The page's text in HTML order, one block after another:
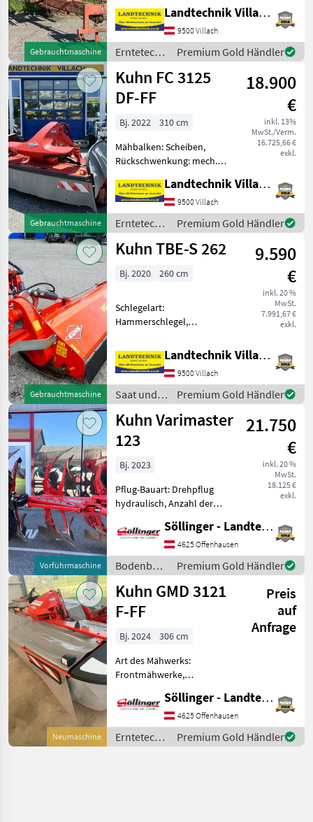
Gebrauchtmaschine
Mittelschwader, Lenkachse,
Beleuchtung, ideal für
kleinere Traktoren, einsatz-
und betriebsbereit, ohne G
Landtechnik Villach GmbH
9500 Villach
Erntetechnik
Grünland /
Kuhn
Premium Gold Händler
Gebrauchtmaschine
Kuhn FC 3125
DF-FF
18.900
€
inkl. 13%
MwSt./Verm.
16.725,66 €
exkl.
Bj. 2022
310 cm
Mähbalken: Scheiben,
Rückschwenkung: mech.
Mähwerks: Frontmähwerke,
Aufbereiter, Beleuchtung,
Pendelbock,
Klingenschnellverschluss
Kuhn Frontscheib
Landtechnik Villach GmbH
9500 Villach
Erntetechnik
Grünland /
Kuhn
Premium Gold Händler
Gebrauchtmaschine
Kuhn TBE-S 262
9.590
€
inkl. 20 %
MwSt.
7.991,67 €
exkl.
Bj. 2020 260 cm
Schlegelart:
Hammerschlegel,
Seitenverschub, seitliche
Kufen, Bodenstützwalze
Kuhn Seitenmulcher TBE-S
262 mit
Hammerausführung,
hydraulisch K
Landtechnik Villach GmbH
9500 Villach
Saat und
Pflege /
Kuhn
Premium Gold Händler
Vorführmaschine
Kuhn Varimaster
123
21.750
€
inkl. 20 %
MwSt.
18.125 €
exkl.
Bj. 2023
Pflug-Bauart: Drehpflug
hydraulisch, Anzahl der
Maiseinleger, Scheibensech,
Schnittbreitenverstellung,
Stützrad VARI-MASTER 123 -
4 Scha
Söllinger - Landtechnik GmbH
4625 Offenhausen
Bodenbearbeitung
/ Kuhn
Premium Gold Händler
Neumaschine
Kuhn GMD 3121
F-FF
Preis
auf
Anfrage
Bj. 2024
306 cm
Art des Mähwerks:
Frontmähwerke,
Schwadleitblech,
Außenschutz,
Entlastungsfedern,
Klingenschnellverschluss,
Söllinger - Landtechnik GmbH
4625 Offenhausen
Erntetechnik
Grünland /
Premium Gold Händler